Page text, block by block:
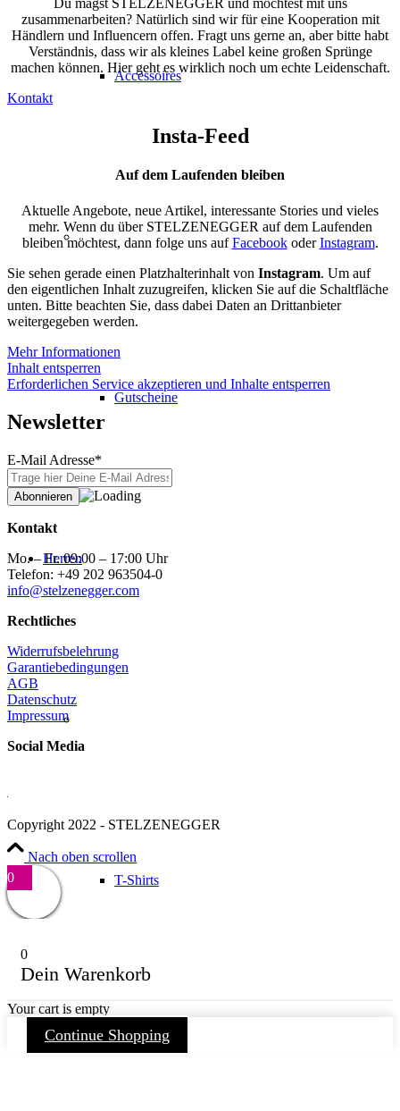
Accessoires
Gutscheine
Herren
T-Shirts
Du magst STELZENEGGER und möchtest mit uns
zusammenarbeiten? Natürlich sind wir für eine Kooperation mit
Händlern und Influencern offen. Fragt uns gerne an, aber bitte habt
Verständnis, dass wir als kleines Label keine großen Sprünge
machen können. Hier geht es wirklich noch um echte Leidenschaft.
Kontakt
Insta-Feed
Auf dem Laufenden bleiben
Aktuelle Angebote, neue Artikel, interessante Stories und vieles
mehr. Wenn du über STELZENEGGER auf dem Laufenden
bleiben möchtest, dann folge uns aufFacebookoderInstagram.
Sie sehen gerade einen Platzhalterinhalt von Instagram. Um auf
den eigentlichen Inhalt zuzugreifen, klicken Sie auf die Schaltfläche
unten. Bitte beachten Sie, dass dabei Daten an Drittanbieter
weitergegeben werden.
Mehr Informationen
Inhalt entsperren
Erforderlichen Service akzeptieren und Inhalte entsperren
Newsletter
E-Mail Adresse*
Kontakt
Mo. – Fr. 09:00 – 17:00 Uhr
Telefon: +49 202 963504-0
info@stelzenegger.com
Rechtliches
Widerrufsbelehrung
Garantiebedingungen
AGB
Datenschutz
Impressum
Social Media
Copyright 2022 - STELZENEGGER
Nach oben scrollen
0
0
Dein Warenkorb
Your cart is empty
Continue Shopping